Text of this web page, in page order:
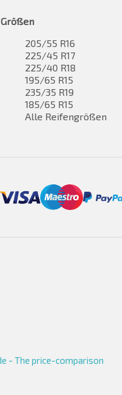
Größen
205/55 R16
225/45 R17
225/40 R18
195/65 R15
235/35 R19
185/65 R15
Alle Reifengrößen